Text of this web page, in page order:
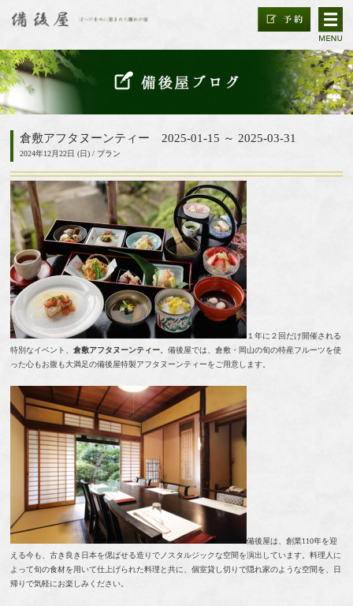
倉敷アフタヌーンティー 2025-01-15 ～ 2025-03-31
2024年12月22日 (日) / プラン
１年に２回だけ開催される
特別なイベント、 倉敷アフタヌーンティー 。備後屋では、倉敷・岡⼭の旬の特産フルーツを使
った⼼もお腹も大満足の備後屋特製アフタヌーンティーをご用意します。
備後屋は、創業110年を迎
える今も、古き良き日本を偲ばせる造りでノスタルジックな空間を演出しています。料理人に
よって旬の食材を用いて仕上げられた料理と共に、個室貸し切りで隠れ家のような空間を、日
帰りで気軽にお楽しみください。